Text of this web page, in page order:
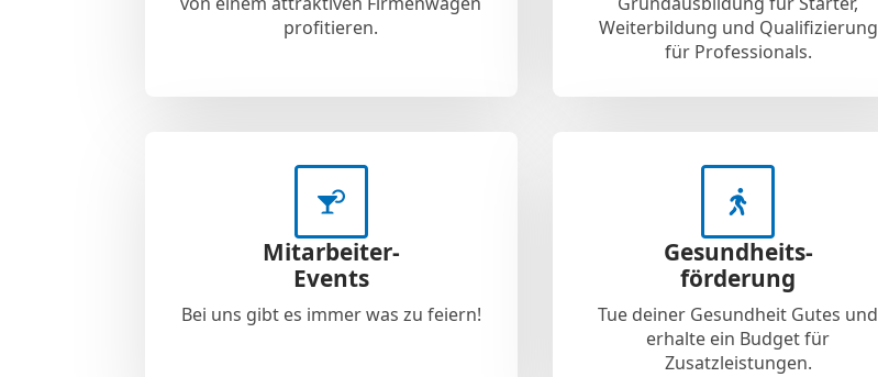
profitieren.
Weiterbildung und Qualifizierung
für Professionals.
Mitarbeiter-
Events
Bei uns gibt es immer was zu feiern!
Gesundheits-
förderung
Tue deiner Gesundheit Gutes und
erhalte ein Budget für
Zusatzleistungen.